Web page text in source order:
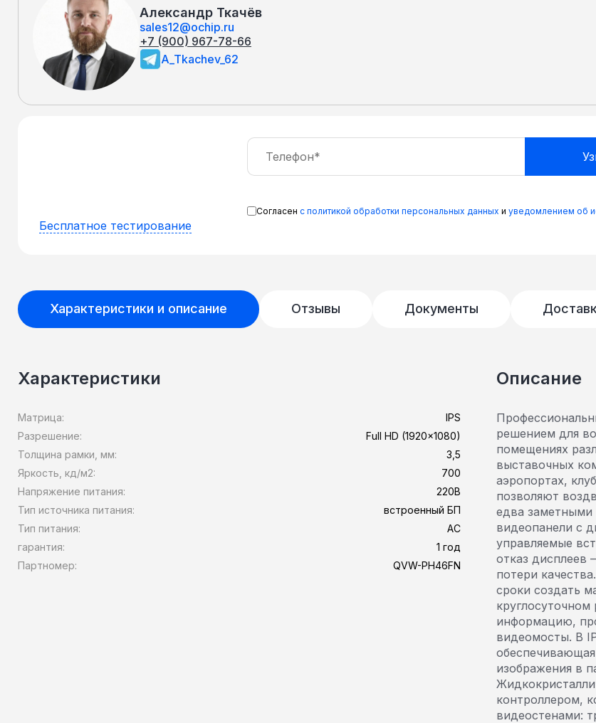
Александр Ткачёв
sales12@ochip.ru
+7 (900) 967-78-66
A_Tkachev_62
Согласен с политикой обработки персональных данных и уведомлением об
Бесплатное тестирование
Характеристики и описание Отзывы Документы
Характеристики
Матрица:
IPS
Разрешение:
Full HD (1920x1080)
Толщина рамки, мм:
3,5
Яркость, кд/м2:
700
Напряжение питания:
220В
Тип источника питания:
встроенный БП
Тип питания:
AC
гарантия:
1 год
Партномер:
QVW-PH46FN
Описание
решением для
помещениях
выставочных
аэропортах,
позволяют
едва заметными
видеопанели с
управляемые
отказ дисплеев
потери
сроки создать
информацию,
видеомосты. В
изображения в
контроллером,
видеостенами: